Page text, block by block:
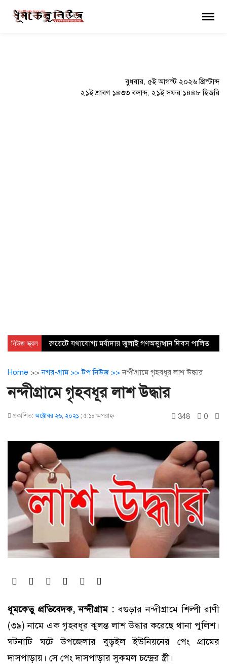
বুধবার, ৫ই আগস্ট ২০২৬ খ্রিস্টাব্দ
২১ই শ্রাবণ ১৪৩৩ বঙ্গাব্দ, ২১ই সফর ১৪৪৮ হিজরি
×
নিউজ স্ক্রল রুয়েটে যথাযোগ্য মর্যাদায় জুলাই গণঅভ্যুত্থান দিবস পালিত
Home >>নগর-গ্রাম >>টপ নিউজ >>নন্দীগ্রামে গৃহবধূর লাশ উদ্ধার
নন্দীগ্রামে গৃহবধূর লাশ উদ্ধার
প্রকাশিত:অক্টোবর ২৬, ২০২১ ; ৫:১৪ অপরাহ্ণ 348 0
ধূমকেতু প্রতিবেদক, নন্দীগ্রাম :বগুড়ার নন্দীগ্রামে শিল্পী রাণী
(৩৯) নামে এক গৃহবধূর ঝুলন্ত লাশ উদ্ধার করেছে থানা পুলিশ।
ঘটনাটি ঘটে উপজেলার বুড়ইল ইউনিয়নের পেং গ্রামের
দাসপাড়ায়। সে পেং দাসপাড়ার সুকমল চন্দ্রের স্ত্রী।